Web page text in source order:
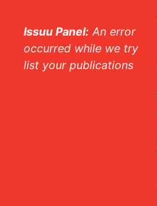
Issuu Panel: An error
occurred while we try
list your publications